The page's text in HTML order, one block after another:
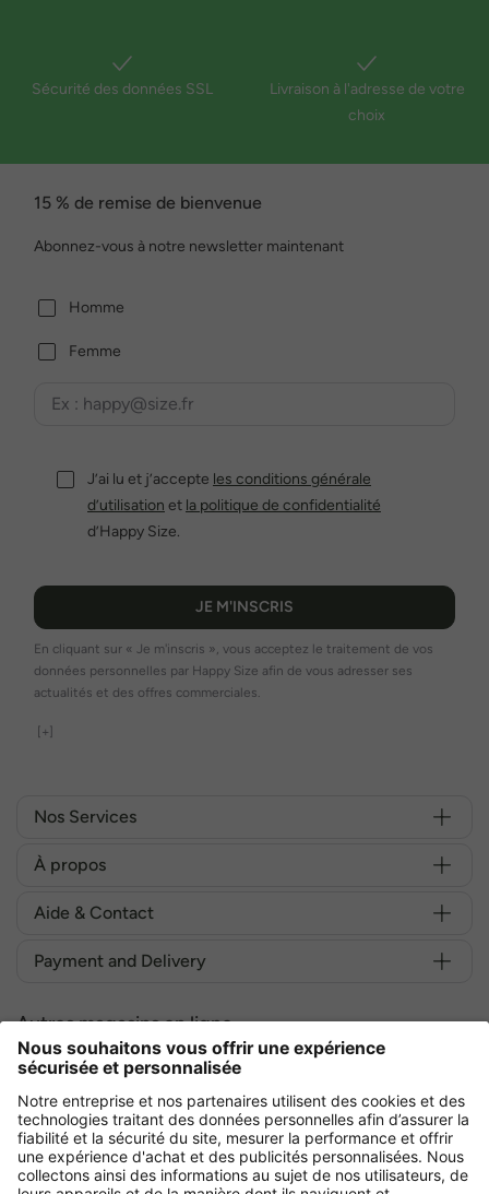
Sécurité des données SSL
Livraison à l'adresse de votre
choix
15 % de remise de bienvenue
Abonnez-vous à notre newsletter maintenant
Homme
Femme
J’ai lu et j’accepte les conditions générale
d’utilisation et la politique de confidentialité
d’Happy Size.
JE M'INSCRIS
En cliquant sur « Je m'inscris », vous acceptez le traitement de vos
données personnelles par Happy Size afin de vous adresser ses
actualités et des offres commerciales.
[+]
Nos Services
À propos
Aide & Contact
Payment and Delivery
Autres magasins en ligne
France
Achetez en toute sécurité avec :